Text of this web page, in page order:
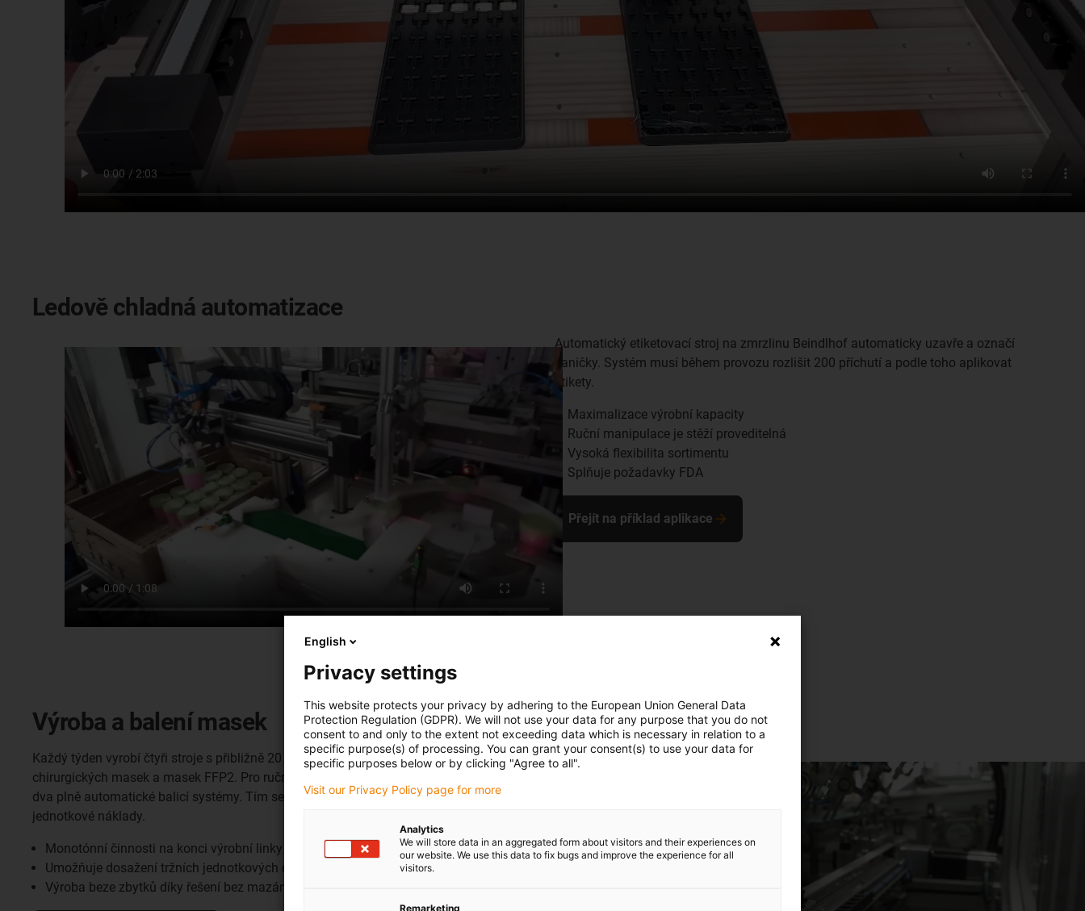
Ledově chladná automatizace
Automatický etiketovací stroj na zmrzlinu Beindlhof automaticky uzavře a označí
vaničky. Systém musí během provozu rozlišit 200 příchutí a podle toho aplikovat
etikety.
Maximalizace výrobní kapacity
Ruční manipulace je stěží proveditelná
Vysoká flexibilita sortimentu
Splňuje požadavky FDA
Přejít na příklad aplikace
Výroba a balení masek
Každý týden vyrobí čtyři stroje s přibližně 20 zaměstnanci přibližně 100 000
chirurgických masek a masek FFP2. Pro ruční a monotónní balení masek se používají
dva plně automatické balicí systémy. Tím se prodlužují výrobní časy a snižují
jednotkové náklady.
Monotónní činnosti na konci výrobní linky jsou eliminovány.
Umožňuje dosažení tržních jednotkových cen
Výroba beze zbytků díky řešení bez mazání
English
Privacy settings
This website protects your privacy by adhering to the European Union General Data
Protection Regulation (GDPR). We will not use your data for any purpose that you do not
consent to and only to the extent not exceeding data which is necessary in relation to a
specific purpose(s) of processing. You can grant your consent(s) to use your data for
specific purposes below or by clicking "Agree to all".
Visit our Privacy Policy page for more
Analytics
We will store data in an aggregated form about visitors and their experiences on
our website. We use this data to fix bugs and improve the experience for all
visitors.
Remarketing